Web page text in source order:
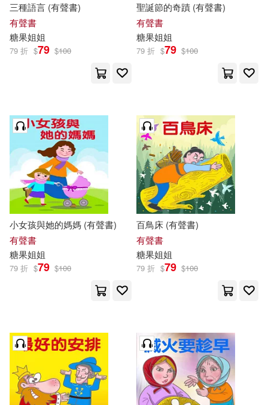
三種語言 (有聲書)
有聲書
糖果姐姐
79 折 $79 $100
聖誕節的奇蹟 (有聲書)
有聲書
糖果姐姐
79 折 $79 $100
小女孩與她的媽媽 (有聲書)
有聲書
糖果姐姐
79 折 $79 $100
百鳥床 (有聲書)
有聲書
糖果姐姐
79 折 $79 $100